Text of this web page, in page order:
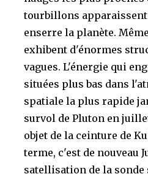
tourbillons apparaissent
enserre la planète.
exhibent d'énormes
vagues. L'énergie qui
situées plus bas dans
spatiale la plus rapide
survol de Pluton en
objet de la ceinture de
terme, c'est de nouveau
satellisation de la sonde